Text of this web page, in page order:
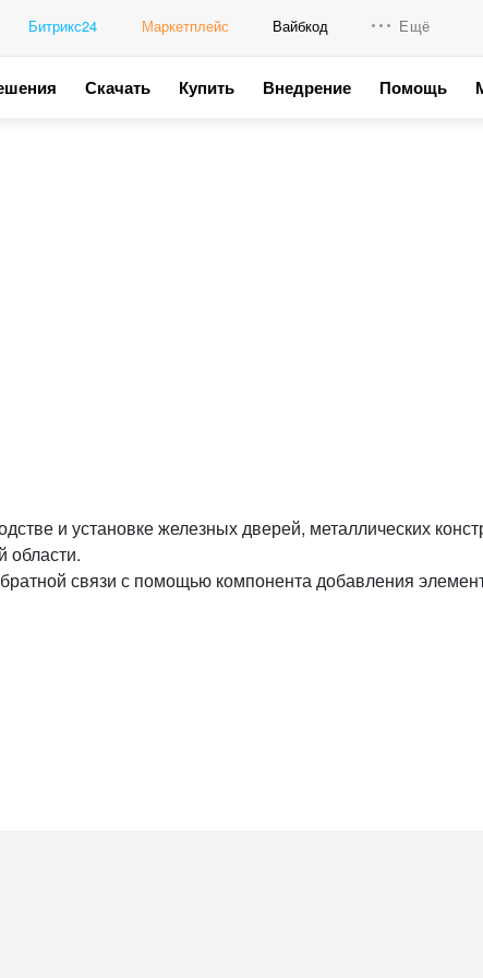
Битрикс24 Маркетплейс Вайбкод Ещё
Скачать Купить Внедрение Помощь
и установке железных дверей, металлических
области.
связи с помощью компонента добавления